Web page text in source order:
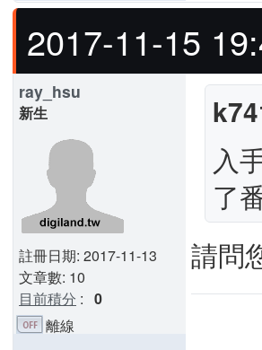
2017-11-15
ray_hsu
新生
註冊日期: 2017-11-13
文章數: 10
目前積分 : 0
入
了
請問
離線